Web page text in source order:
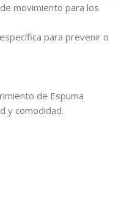
movimiento para los
para prevenir o
de Espuma
y comodidad.